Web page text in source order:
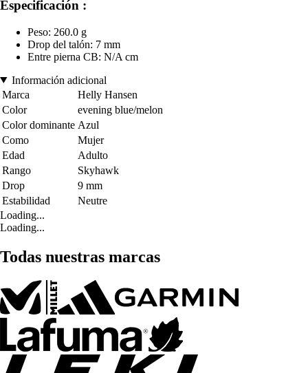
Especificación :
Peso: 260.0 g
Drop del talón: 7 mm
Entre pierna CB: N/A cm
Información adicional
Marca
Helly Hansen
Color
evening blue/melon
Color dominante Azul
Como
Mujer
Edad
Adulto
Rango
Skyhawk
Drop
9 mm
Estabilidad
Neutre
Loading...
Loading...
Todas nuestras marcas